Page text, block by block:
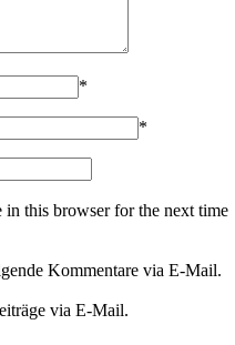
*
*
in this browser for the next time
Kommentare via E-Mail.
via E-Mail.